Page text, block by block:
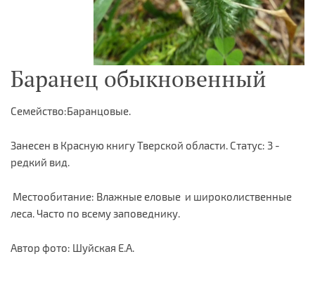
Баранец обыкновенный
Семейство:Баранцовые.
Занесен в Красную книгу Тверской области. Статус: 3 -
редкий вид.
Местообитание: Влажные еловые и широколиственные
леса. Часто по всему заповеднику.
Автор фото: Шуйская Е.А.